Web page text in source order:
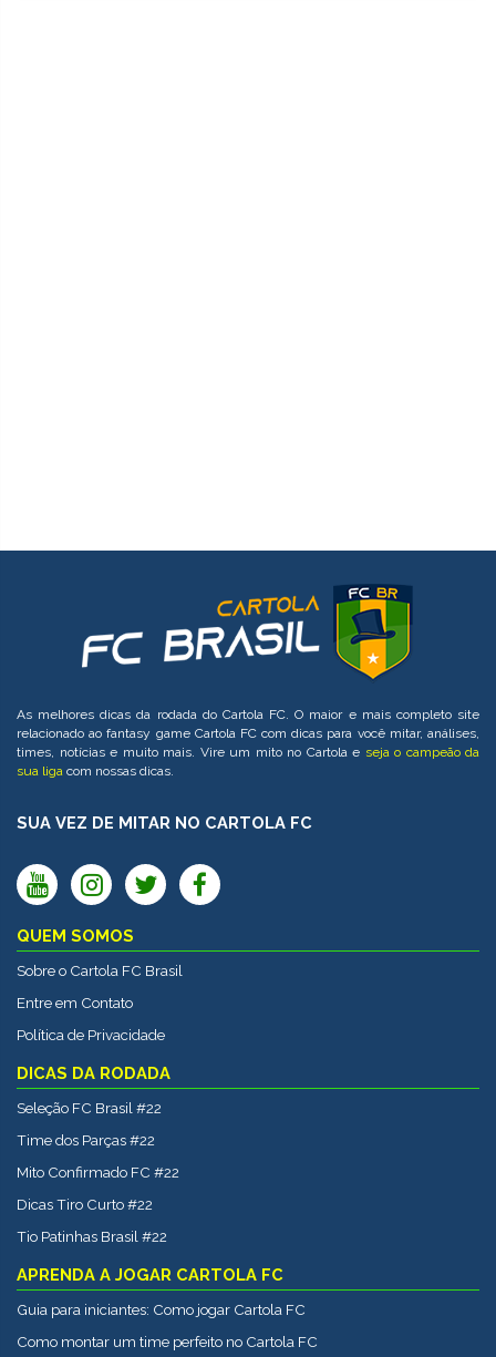
As melhores dicas da rodada do Cartola FC. O maior e mais completo site
relacionado ao fantasy game Cartola FC com dicas para você mitar, análises,
times, notícias e muito mais. Vire um mito no Cartola e seja o campeão da
sua liga com nossas dicas.
SUA VEZ DE MITAR NO CARTOLA FC
QUEM SOMOS
Sobre o Cartola FC Brasil
Entre em Contato
Política de Privacidade
DICAS DA RODADA
Seleção FC Brasil #22
Time dos Parças #22
Mito Confirmado FC #22
Dicas Tiro Curto #22
Tio Patinhas Brasil #22
APRENDA A JOGAR CARTOLA FC
Guia para iniciantes: Como jogar Cartola FC
Como montar um time perfeito no Cartola FC